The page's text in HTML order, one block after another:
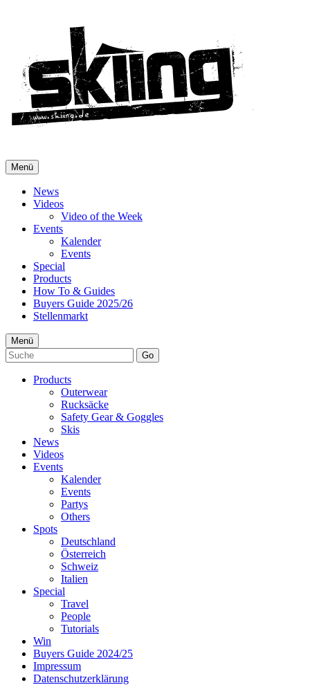
Menü
News
Videos
Video of the Week
Events
Kalender
Events
Special
Products
How To & Guides
Buyers Guide 2025/26
Stellenmarkt
Menü
Go
Products
Outerwear
Rucksäcke
Safety Gear & Goggles
Skis
News
Videos
Events
Kalender
Events
Partys
Others
Spots
Deutschland
Österreich
Schweiz
Italien
Special
Travel
People
Tutorials
Win
Buyers Guide 2024/25
Impressum
Datenschutzerklärung